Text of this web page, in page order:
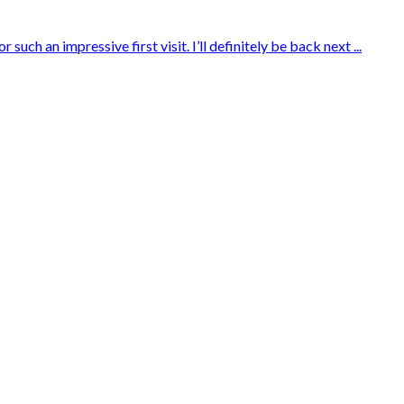
an impressive first visit. I’ll definitely be back next ...